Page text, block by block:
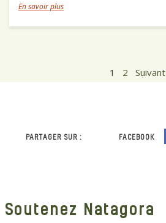
En savoir plus
1 2 Suivant
PARTAGER SUR : FACEBOOK
Soutenez Natagora